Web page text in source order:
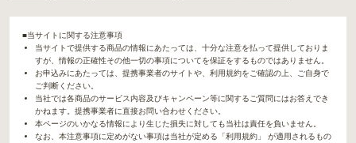
■当サイトに関する注意事項
当サイトで提供する商品の情報にあたっては、十分な注意を払って提供しておりま
すが、情報の正確性その他一切の事項についてを保証をするものではありません。
お申込みにあたっては、提携事業者のサイトや、利用規約をご確認の上、ご自身で
ご判断ください。
当社では各商品のサービス内容及びキャンペーン等に関するご質問にはお答えでき
かねます。提携事業者に直接お問い合わせください。
本ページのいかなる情報により生じた損失に対しても当社は責任を負いません。
なお、本注意事項に定めがない事項は当社が定める「利用規約」 が適用されるもの